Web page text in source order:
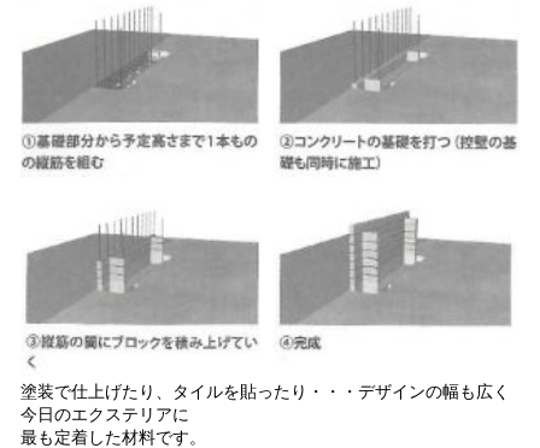
塗装で仕上げたり、タイルを貼ったり・・・デザインの幅も広く
今日のエクステリアに
最も定着した材料です。